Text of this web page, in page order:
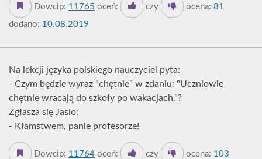
Dowcip: 11765 oceń: czy ocena: 81
dodano: 10.08.2019
Na lekcji języka polskiego nauczyciel pyta:
- Czym będzie wyraz "chętnie" w zdaniu: "Uczniowie
chętnie wracają do szkoły po wakacjach."?
Zgłasza się Jasio:
- Kłamstwem, panie profesorze!
Dowcip: 11764 oceń: czy ocena: 103